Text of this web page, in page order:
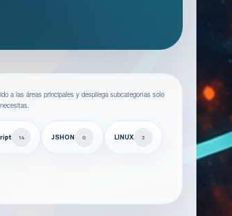
a las áreas principales y despliega subcategorías solo
14 JSHON 0 LINUX 3